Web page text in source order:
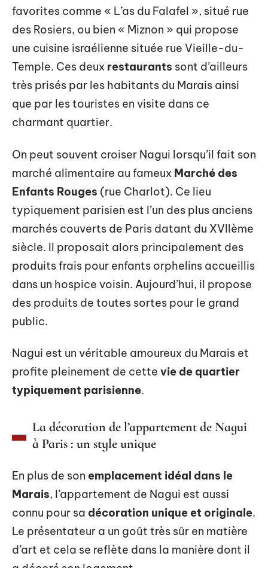
favorites comme « L’as du Falafel », situé rue
des Rosiers, ou bien « Miznon » qui propose
une cuisine israélienne située rue Vieille-du-
Temple. Ces deux restaurants sont d’ailleurs
très prisés par les habitants du Marais ainsi
que par les touristes en visite dans ce
charmant quartier.
On peut souvent croiser Nagui lorsqu’il fait son
marché alimentaire au fameux Marché des
Enfants Rouges (rue Charlot). Ce lieu
typiquement parisien est l’un des plus anciens
marchés couverts de Paris datant du XVIIème
siècle. Il proposait alors principalement des
produits frais pour enfants orphelins accueillis
dans un hospice voisin. Aujourd’hui, il propose
des produits de toutes sortes pour le grand
public.
Nagui est un véritable amoureux du Marais et
profite pleinement de cette vie de quartier
typiquement parisienne.
La décoration de l’appartement de Nagui
à Paris : un style unique
En plus de son emplacement idéal dans le
Marais, l’appartement de Nagui est aussi
connu pour sa décoration unique et originale.
Le présentateur a un goût très sûr en matière
d’art et cela se reflète dans la manière dont il